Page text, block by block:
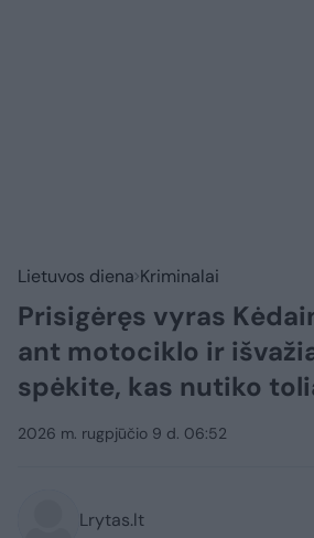
Lietuvos diena Kriminalai
Prisigėręs vyras
ant motociklo ir
spėkite, kas nutiko
2026 m. rugpjūčio 9 d. 06:52
Lrytas.lt